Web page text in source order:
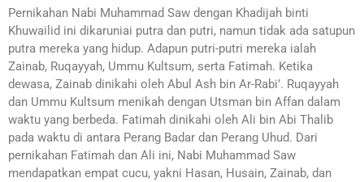
Pernikahan Nabi Muhammad Saw dengan Khadijah binti
Khuwailid ini dikaruniai putra dan putri, namun tidak ada satupun
putra mereka yang hidup. Adapun putri-putri mereka ialah
Zainab, Ruqayyah, Ummu Kultsum, serta Fatimah. Ketika
dewasa, Zainab dinikahi oleh Abul Ash bin Ar-Rabi’. Ruqayyah
dan Ummu Kultsum menikah dengan Utsman bin Affan dalam
waktu yang berbeda. Fatimah dinikahi oleh Ali bin Abi Thalib
pada waktu di antara Perang Badar dan Perang Uhud. Dari
pernikahan Fatimah dan Ali ini, Nabi Muhammad Saw
mendapatkan empat cucu, yakni Hasan, Husain, Zainab, dan